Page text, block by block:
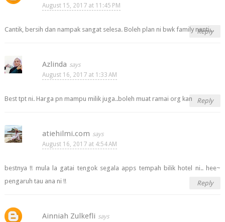
August 15, 2017 at 11:45 PM
Cantik, bersih dan nampak sangat selesa. Boleh plan ni bwk family nanti...
Reply
Azlinda
August 16, 2017 at 1:33 AM
Best tpt ni. Harga pn mampu milik juga..boleh muat ramai org kan Reply
atiehilmi.com
August 16, 2017 at 4:54 AM
bestnya !! mula la gatai tengok segala apps tempah bilik hotel ni.. hee~
pengaruh tau ana ni !!
Reply
Ainniah Zulkefli